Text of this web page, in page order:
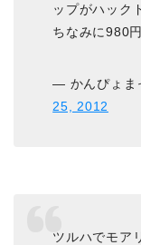
ップがハック
ちなみに980
— かんぴょま
25, 2012
ツルハでモア